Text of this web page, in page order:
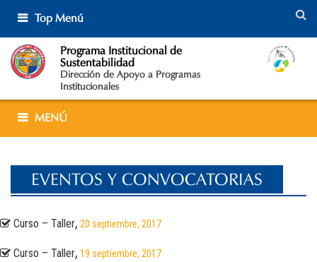
content
Top Menú
Programa Institucional de
Sustentabilidad
Dirección de Apoyo a Programas
Institucionales
MENÚ
EVENTOS Y CONVOCATORIAS
Curso – Taller, 20 septiembre, 2017
Curso – Taller, 19 septiembre, 2017